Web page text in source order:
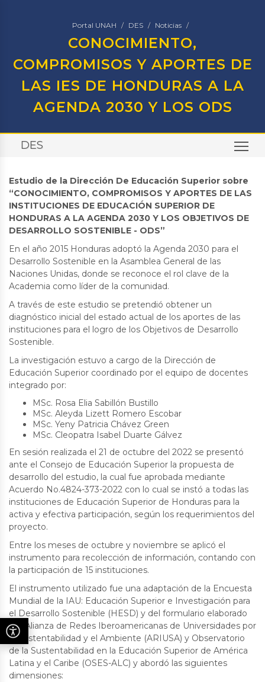
Portal UNAH DES Noticias
CONOCIMIENTO,
COMPROMISOS Y APORTES DE
LAS IES DE HONDURAS A LA
AGENDA 2030 Y LOS ODS
DES
Estudio de la Dirección De Educación Superior sobre
“CONOCIMIENTO, COMPROMISOS Y APORTES DE LAS
INSTITUCIONES DE EDUCACIÓN SUPERIOR DE
HONDURAS A LA AGENDA 2030 Y LOS OBJETIVOS DE
DESARROLLO SOSTENIBLE - ODS”
En el año 2015 Honduras adoptó la Agenda 2030 para el
Desarrollo Sostenible en la Asamblea General de las
Naciones Unidas, donde se reconoce el rol clave de la
Academia como líder de la comunidad.
A través de este estudio se pretendió obtener un
diagnóstico inicial del estado actual de los aportes de las
instituciones para el logro de los Objetivos de Desarrollo
Sostenible.
La investigación estuvo a cargo de la Dirección de
Educación Superior coordinado por el equipo de docentes
integrado por:
MSc. Rosa Elia Sabillón Bustillo
MSc. Aleyda Lizett Romero Escobar
MSc. Yeny Patricia Chávez Green
MSc. Cleopatra Isabel Duarte Gálvez
En sesión realizada el 21 de octubre del 2022 se presentó
ante el Consejo de Educación Superior la propuesta de
desarrollo del estudio, la cual fue aprobada mediante
Acuerdo No.4824-373-2022 con lo cual se instó a todas las
instituciones de Educación Superior de Honduras para la
activa y efectiva participación, según los requerimientos del
proyecto.
Entre los meses de octubre y noviembre se aplicó el
instrumento para recolección de información, contando con
la participación de 15 instituciones.
El instrumento utilizado fue una adaptación de la Encuesta
Mundial de la IAU: Educación Superior e Investigación para
el Desarrollo Sostenible (HESD) y del formulario elaborado
por Alianza de Redes Iberoamericanas de Universidades por
la Sustentabilidad y el Ambiente (ARIUSA) y Observatorio
de la Sustentabilidad en la Educación Superior de América
Latina y el Caribe (OSES-ALC) y abordó las siguientes
dimensiones: